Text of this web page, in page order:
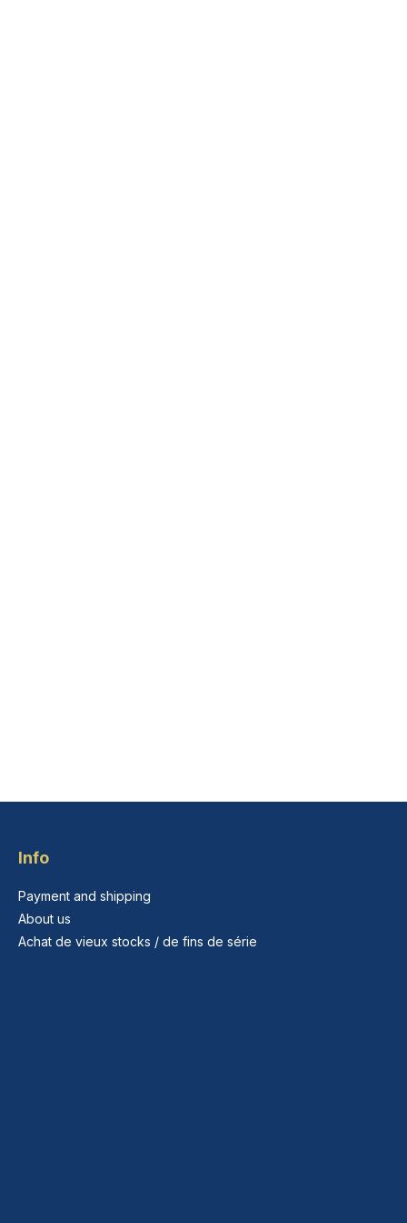
Info
Payment and shipping
About us
Achat de vieux stocks / de fins de série